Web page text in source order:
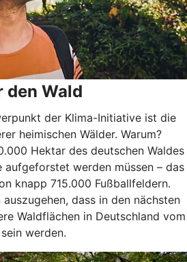
den Wald
der Klima-Initiative ist die
heimischen Wälder. Warum?
Hektar des deutschen Waldes
aufgeforstet werden müssen – das
knapp 715.000 Fußballfeldern.
dass in den nächsten
Waldflächen in Deutschland vom
werden.